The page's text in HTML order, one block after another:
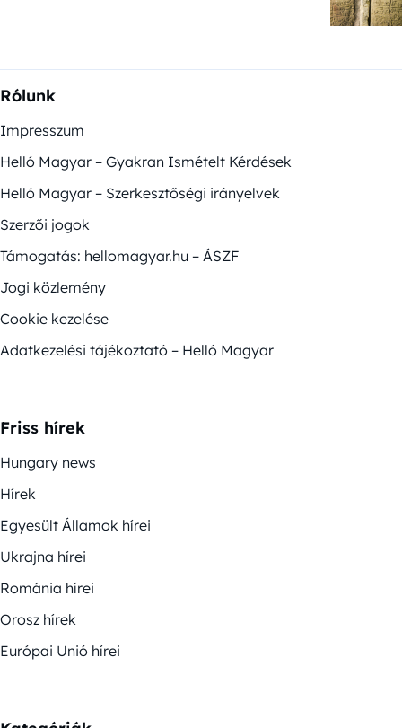
Rólunk
Impresszum
Helló Magyar – Gyakran Ismételt Kérdések
Helló Magyar – Szerkesztőségi irányelvek
Szerzői jogok
Támogatás: hellomagyar.hu – ÁSZF
Jogi közlemény
Cookie kezelése
Adatkezelési tájékoztató – Helló Magyar
Friss hírek
Hungary news
Hírek
Egyesült Államok hírei
Ukrajna hírei
Románia hírei
Orosz hírek
Európai Unió hírei